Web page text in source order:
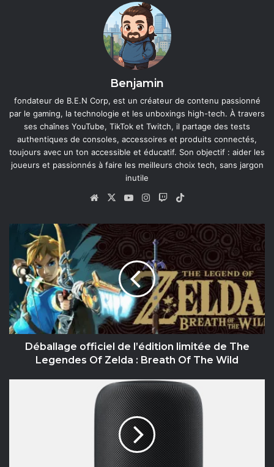
Benjamin
fondateur de B.E.N Corp, est un créateur de contenu passionné
par le gaming, la technologie et les unboxings high-tech. À travers
ses chaînes YouTube, TikTok et Twitch, il partage des tests
authentiques de consoles, accessoires et produits connectés,
toujours avec un ton accessible et éducatif. Son objectif : aider les
joueurs et passionnés à faire les meilleurs choix tech, sans jargon
inutile
Website
X YouTubeInstagram
Twitch
Déballage
officiel
l’édition
limitée
The
Legendes
Of
ZeldaDéballage officiel de l’édition limitée de The
Legendes Of Zelda : Breath Of The Wild